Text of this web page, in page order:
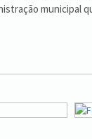
municipal